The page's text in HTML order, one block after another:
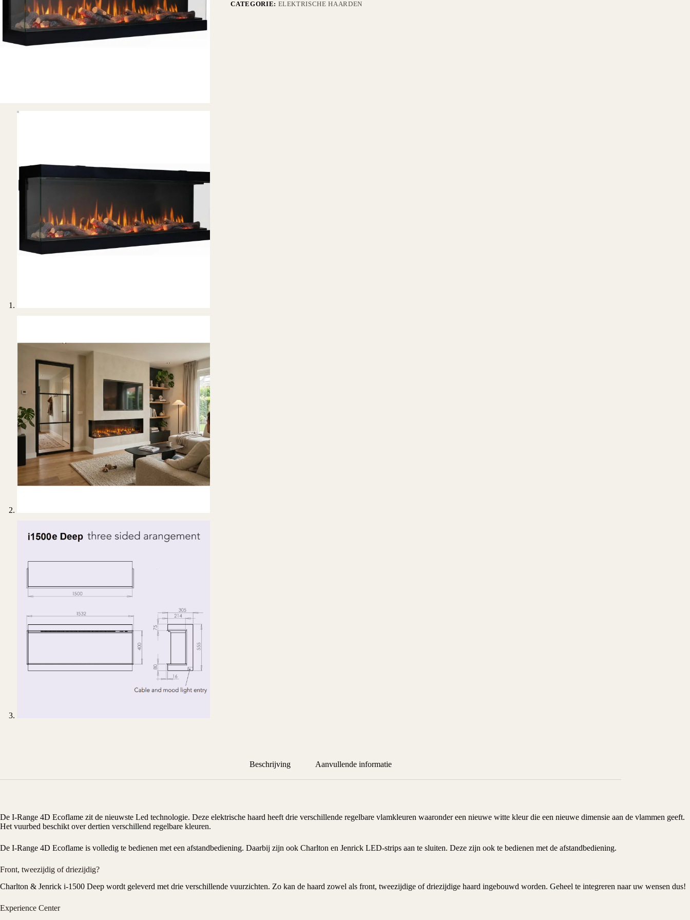
CATEGORIE: ELEKTRISCHE HAARDEN
Beschrijving Aanvullende informatie
De I-Range 4D Ecoflame zit de nieuwste Led technologie. Deze elektrische haard heeft drie verschillende regelbare vlamkleuren waaronder een nieuwe witte kleur die een nieuwe dimensie aan de vlammen geeft.
Het vuurbed beschikt over dertien verschillend regelbare kleuren.
De I-Range 4D Ecoflame is volledig te bedienen met een afstandbediening. Daarbij zijn ook Charlton en Jenrick LED-strips aan te sluiten. Deze zijn ook te bedienen met de afstandbediening.
Front, tweezijdig of driezijdig?
Charlton & Jenrick i-1500 Deep wordt geleverd met drie verschillende vuurzichten. Zo kan de haard zowel als front, tweezijdige of driezijdige haard ingebouwd worden. Geheel te integreren naar uw wensen dus!
Experience Center